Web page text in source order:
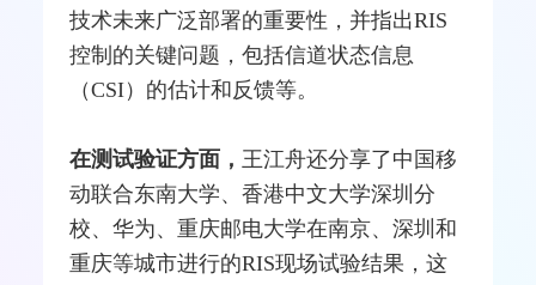
技术未来广泛部署的重要性，并指出RIS
控制的关键问题，包括信道状态信息
（CSI）的估计和反馈等。
在测试验证方面，王江舟还分享了中国移
动联合东南大学、香港中文大学深圳分
校、华为、重庆邮电大学在南京、深圳和
重庆等城市进行的RIS现场试验结果，这